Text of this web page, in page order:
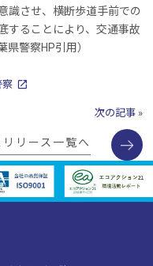
識させ、横断歩道手前での
することにより、交通事故
警察HP引用）
察
次の記事»
リリース一覧へ